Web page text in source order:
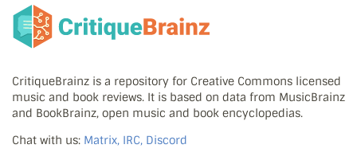
CritiqueBrainz is a repository for Creative Commons licensed
music and book reviews. It is based on data from MusicBrainz
and BookBrainz, open music and book encyclopedias.
Chat with us: Matrix, IRC, Discord